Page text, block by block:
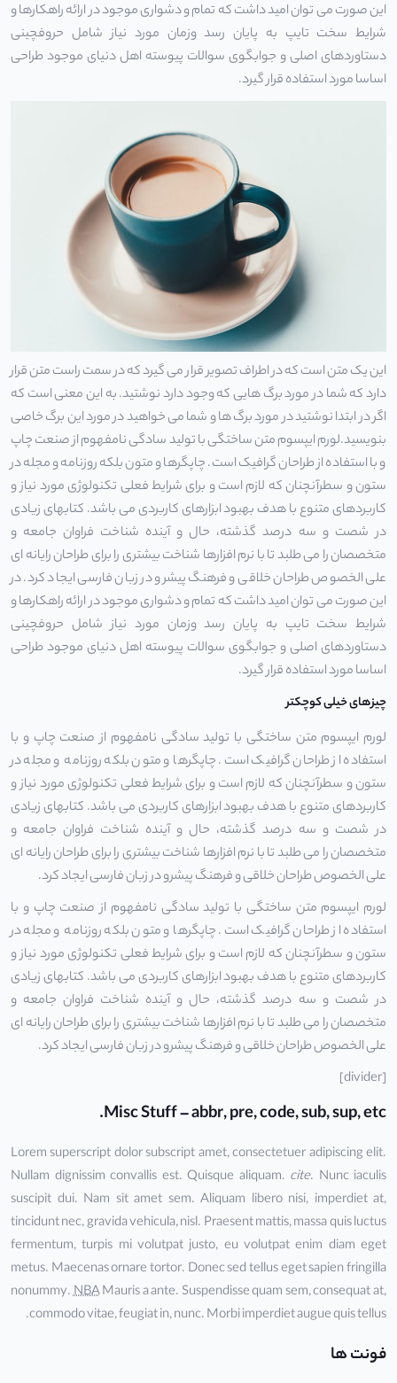
این صورت می توان امید داشت که تمام و دشواری موجود در ارائه راهکارها و
شرایط سخت تایپ به پایان رسد وزمان مورد نیاز شامل حروفچینی
دستاوردهای اصلی و جوابگوی سوالات پیوسته اهل دنیای موجود طراحی
اساسا مورد استفاده قرار گیرد.
این یک متن است که در اطراف تصویر قرار می گیرد که در سمت راست متن قرار
دارد که شما در مورد برگ هایی که وجود دارد نوشتید. به این معنی است که
اگر در ابتدا نوشتید در مورد برگ ها و شما می خواهید در مورد این برگ خاصی
بنویسید.لورم ایپسوم متن ساختگی با تولید سادگی نامفهوم از صنعت چاپ
و با استفاده از طراحان گرافیک است. چاپگرها و متون بلکه روزنامه و مجله در
ستون و سطرآنچنان که لازم است و برای شرایط فعلی تکنولوژی مورد نیاز و
کاربردهای متنوع با هدف بهبود ابزارهای کاربردی می باشد. کتابهای زیادی
در شصت و سه درصد گذشته، حال و آینده شناخت فراوان جامعه و
متخصصان را می طلبد تا با نرم افزارها شناخت بیشتری را برای طراحان رایانه ای
علی الخصوص طراحان خلاقی و فرهنگ پیشرو در زبان فارسی ایجاد کرد. در
این صورت می توان امید داشت که تمام و دشواری موجود در ارائه راهکارها و
شرایط سخت تایپ به پایان رسد وزمان مورد نیاز شامل حروفچینی
دستاوردهای اصلی و جوابگوی سوالات پیوسته اهل دنیای موجود طراحی
اساسا مورد استفاده قرار گیرد.
چیزهای خیلی کوچکتر
لورم ایپسوم متن ساختگی با تولید سادگی نامفهوم از صنعت چاپ و با
استفاده از طراحان گرافیک است. چاپگرها و متون بلکه روزنامه و مجله در
ستون و سطرآنچنان که لازم است و برای شرایط فعلی تکنولوژی مورد نیاز و
کاربردهای متنوع با هدف بهبود ابزارهای کاربردی می باشد. کتابهای زیادی
در شصت و سه درصد گذشته، حال و آینده شناخت فراوان جامعه و
متخصصان را می طلبد تا با نرم افزارها شناخت بیشتری را برای طراحان رایانه ای
علی الخصوص طراحان خلاقی و فرهنگ پیشرو در زبان فارسی ایجاد کرد.
لورم ایپسوم متن ساختگی با تولید سادگی نامفهوم از صنعت چاپ و با
استفاده از طراحان گرافیک است. چاپگرها و متون بلکه روزنامه و مجله در
ستون و سطرآنچنان که لازم است و برای شرایط فعلی تکنولوژی مورد نیاز و
کاربردهای متنوع با هدف بهبود ابزارهای کاربردی می باشد. کتابهای زیادی
در شصت و سه درصد گذشته، حال و آینده شناخت فراوان جامعه و
متخصصان را می طلبد تا با نرم افزارها شناخت بیشتری را برای طراحان رایانه ای
علی الخصوص طراحان خلاقی و فرهنگ پیشرو در زبان فارسی ایجاد کرد.
[divider]
Misc Stuff – abbr, pre, code, sub, sup, etc.
Lorem superscript dolor subscript amet, consectetuer adipiscing elit.
Nullam dignissim convallis est. Quisque aliquam. cite. Nunc iaculis
suscipit dui. Nam sit amet sem. Aliquam libero nisi, imperdiet at,
tincidunt nec, gravida vehicula, nisl. Praesent mattis, massa quis luctus
fermentum, turpis mi volutpat justo, eu volutpat enim diam eget
metus. Maecenas ornare tortor. Donec sed tellus eget sapien fringilla
nonummy.NBAMauris a ante. Suspendisse quam sem, consequat at,
commodo vitae, feugiat in, nunc. Morbi imperdiet augue quis tellus.
فونت ها